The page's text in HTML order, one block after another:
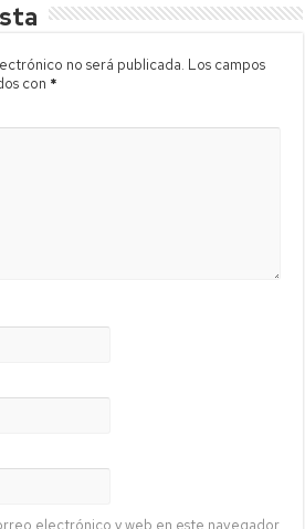
no será publicada. Los campos
con *
electrónico y web en este navegador